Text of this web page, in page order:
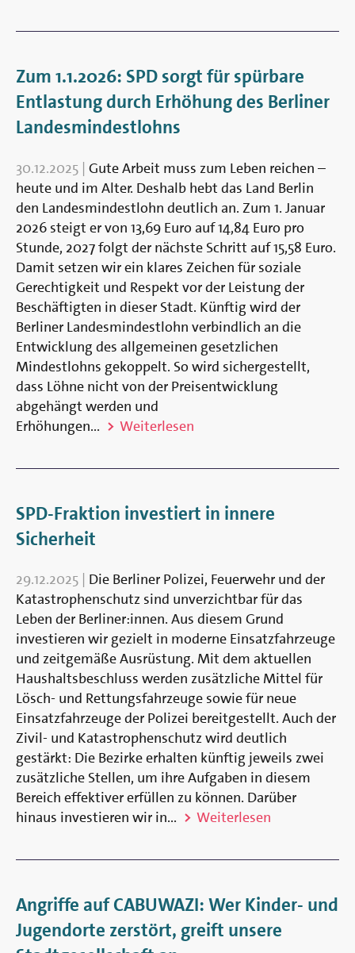
Zum 1.1.2026: SPD sorgt für spürbare
Entlastung durch Erhöhung des Berliner
Landesmindestlohns
30.12.2025 | Gute Arbeit muss zum Leben reichen –
heute und im Alter. Deshalb hebt das Land Berlin
den Landesmindestlohn deutlich an. Zum 1. Januar
2026 steigt er von 13,69 Euro auf 14,84 Euro pro
Stunde, 2027 folgt der nächste Schritt auf 15,58 Euro.
Damit setzen wir ein klares Zeichen für soziale
Gerechtigkeit und Respekt vor der Leistung der
Beschäftigten in dieser Stadt. Künftig wird der
Berliner Landesmindestlohn verbindlich an die
Entwicklung des allgemeinen gesetzlichen
Mindestlohns gekoppelt. So wird sichergestellt,
dass Löhne nicht von der Preisentwicklung
abgehängt werden und
Erhöhungen...
Weiterlesen
SPD-Fraktion investiert in innere
Sicherheit
29.12.2025 | Die Berliner Polizei, Feuerwehr und der
Katastrophenschutz sind unverzichtbar für das
Leben der Berliner:innen. Aus diesem Grund
investieren wir gezielt in moderne Einsatzfahrzeuge
und zeitgemäße Ausrüstung. Mit dem aktuellen
Haushaltsbeschluss werden zusätzliche Mittel für
Lösch- und Rettungsfahrzeuge sowie für neue
Einsatzfahrzeuge der Polizei bereitgestellt. Auch der
Zivil- und Katastrophenschutz wird deutlich
gestärkt: Die Bezirke erhalten künftig jeweils zwei
zusätzliche Stellen, um ihre Aufgaben in diesem
Bereich effektiver erfüllen zu können. Darüber
hinaus investieren wir in...
Weiterlesen
Angriffe auf CABUWAZI: Wer Kinder- und
Jugendorte zerstört, greift unsere